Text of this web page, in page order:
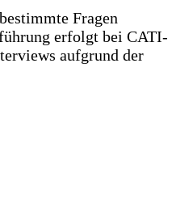
Fragen
erfolgt bei CATI-
aufgrund der